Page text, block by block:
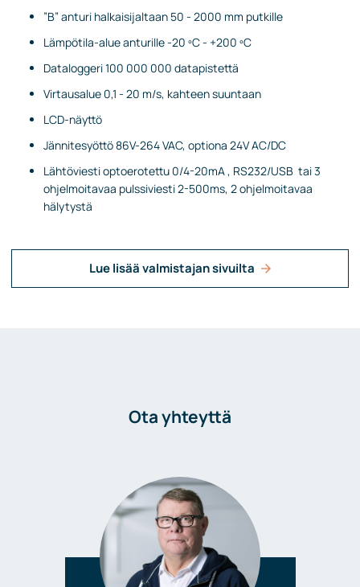
”B” anturi halkaisijaltaan 50 - 2000 mm putkille
Lämpötila-alue anturille -20 ºC - +200 ºC
Dataloggeri 100 000 000 datapistettä
Virtausalue 0,1 - 20 m/s, kahteen suuntaan
LCD-näyttö
Jännitesyöttö 86V-264 VAC, optiona 24V AC/DC
Lähtöviesti optoerotettu 0/4-20mA , RS232/USB tai 3
ohjelmoitavaa pulssiviesti 2-500ms, 2 ohjelmoitavaa
hälytystä
Lue lisää valmistajan sivuilta
Ota yhteyttä